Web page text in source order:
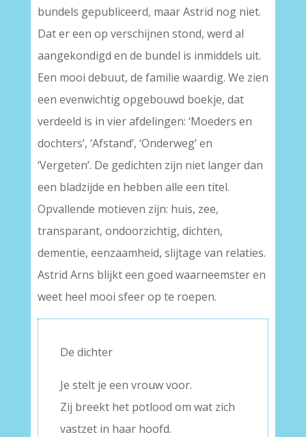
bundels gepubliceerd, maar Astrid nog niet.
Dat er een op verschijnen stond, werd al
aangekondigd en de bundel is inmiddels uit.
Een mooi debuut, de familie waardig. We zien
een evenwichtig opgebouwd boekje, dat
verdeeld is in vier afdelingen: ‘Moeders en
dochters’, ‘Afstand’, ‘Onderweg’ en
‘Vergeten’. De gedichten zijn niet langer dan
een bladzijde en hebben alle een titel.
Opvallende motieven zijn: huis, zee,
transparant, ondoorzichtig, dichten,
dementie, eenzaamheid, slijtage van relaties.
Astrid Arns blijkt een goed waarneemster en
weet heel mooi sfeer op te roepen.
De dichter
Je stelt je een vrouw voor.
Zij breekt het potlood om wat zich
vastzet in haar hoofd.